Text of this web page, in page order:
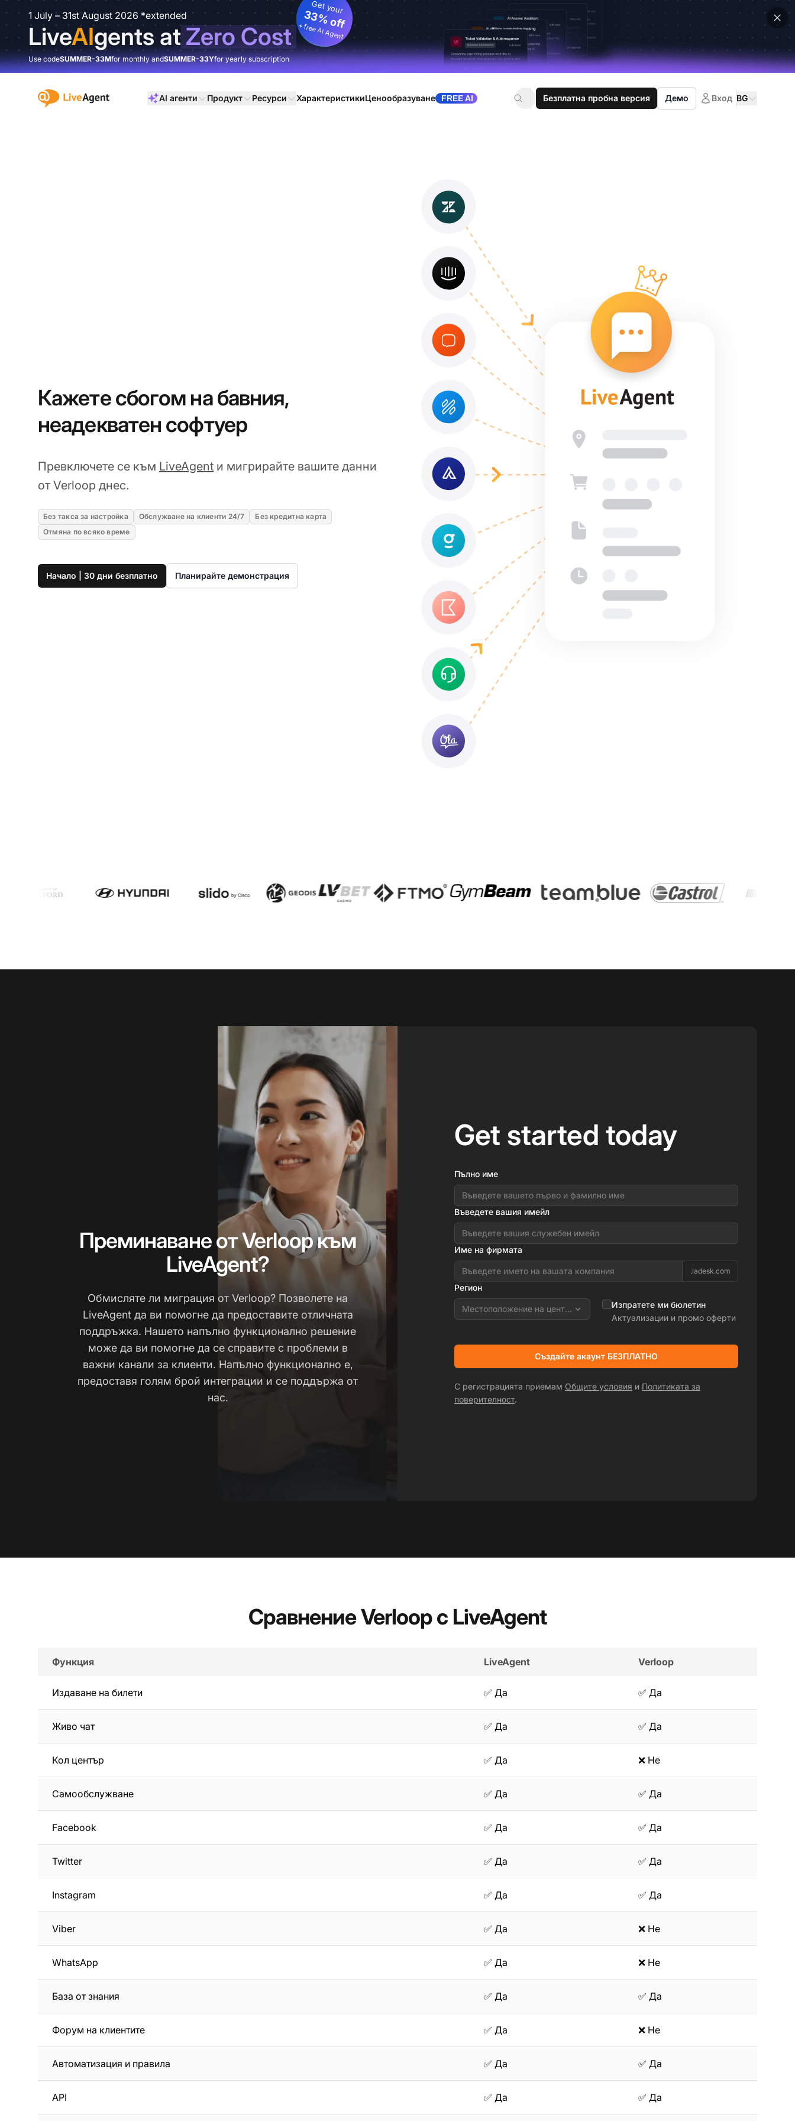
1 July – 31st August 2026 *extended
LiveAIgents atZero Cost
Get your
33% off
+ free AI Agent
Use codeSUMMER-33Mfor monthly andSUMMER-33Yfor yearly subscription
:site.title AI агенти Продукт Ресурси ХарактеристикиЦенообразуване FREE AI Безплатна пробна версия Демо Вход BG
Кажете сбогом на бавния,
неадекватен софтуер
Превключете се към LiveAgent и мигрирайте вашите данни
от Verloop днес.
Без такса за настройка Обслужване на клиенти 24/7
Без кредитна карта
Отмяна по всяко време
Начало | 30 дни безплатно Планирайте демонстрация
Преминаване от Verloop към
LiveAgent?
Обмисляте ли миграция от Verloop? Позволете на
LiveAgent да ви помогне да предоставите отличната
поддръжка. Нашето напълно функционално решение
може да ви помогне да се справите с проблеми в
важни канали за клиенти. Напълно функционално е,
предоставя голям брой интеграции и се поддържа от
нас.
Get started today
Пълно име
Въведете вашия имейл
Име на фирмата
.ladesk.com
Регион
Местоположение на центъра за данниИзпратете ми бюлетин
Актуализации и промо оферти
Създайте акаунт БЕЗПЛАТНО
С регистрацията приемам Общите условия и Политиката за
поверителност.
Сравнение Verloop с LiveAgent
Функция LiveAgent Verloop
Издаване на билети ✅ Да ✅ Да
Живо чат ✅ Да ✅ Да
Кол център ✅ Да ❌ Не
Самообслужване ✅ Да ✅ Да
Facebook ✅ Да ✅ Да
Twitter ✅ Да ✅ Да
Instagram ✅ Да ✅ Да
Viber ✅ Да ❌ Не
WhatsApp ✅ Да ❌ Не
База от знания ✅ Да ✅ Да
Форум на клиентите ✅ Да ❌ Не
Автоматизация и правила ✅ Да ✅ Да
API ✅ Да ✅ Да